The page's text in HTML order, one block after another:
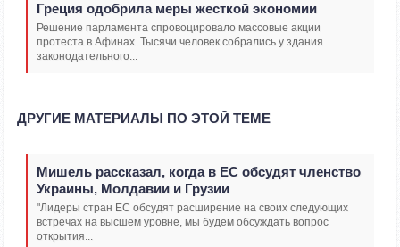
Греция одобрила меры жесткой экономии
Решение парламента спровоцировало массовые акции
протеста в Афинах. Тысячи человек собрались у здания
законодательного...
ДРУГИЕ МАТЕРИАЛЫ ПО ЭТОЙ ТЕМЕ
Мишель рассказал, когда в ЕС обсудят членство
Украины, Молдавии и Грузии
"Лидеры стран ЕС обсудят расширение на своих следующих
встречах на высшем уровне, мы будем обсуждать вопрос
открытия...